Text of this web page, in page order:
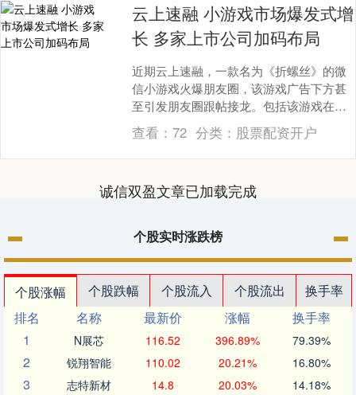
云上速融 小游戏市场爆发式增
长 多家上市公司加码布局
近期云上速融，一款名为《折螺丝》的微
信小游戏火爆朋友圈，该游戏广告下方甚
至引发朋友圈跟帖接龙。包括该游戏在
内，不少小游戏频频以令人“上头”的玩法出
圈，小游戏的市....
查看：72 分类： 股票配资开户
诚信双盈文章已加载完成
个股实时涨跌榜
个股涨幅 个股跌幅 个股流入 个股流出
换手率
排名
名称 最新价 涨幅
换手率
1
N展芯 116.52 396.89% 79.39%
2 锐翔智能 110.02 20.21% 16.80%
3 志特新材 14.8 20.03% 14.18%